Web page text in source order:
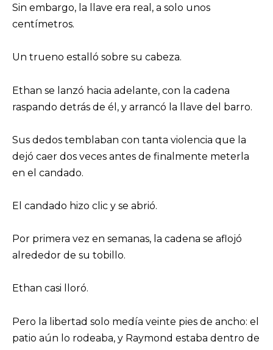
Sin embargo, la llave era real, a solo unos
centímetros.
Un trueno estalló sobre su cabeza.
Ethan se lanzó hacia adelante, con la cadena
raspando detrás de él, y arrancó la llave del barro.
Sus dedos temblaban con tanta violencia que la
dejó caer dos veces antes de finalmente meterla
en el candado.
El candado hizo clic y se abrió.
Por primera vez en semanas, la cadena se aflojó
alrededor de su tobillo.
Ethan casi lloró.
Pero la libertad solo medía veinte pies de ancho: el
patio aún lo rodeaba, y Raymond estaba dentro de